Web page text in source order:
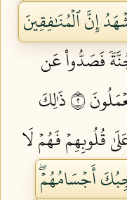
إِنَّ ٱلۡمُنَٰفِقِينَ
فَصَدُّواْ عَن
٢
ذَٰلِكَ
قُلُوبِهِمۡ فَهُمۡ لَا
أَجۡسَامُهُمۡۖ